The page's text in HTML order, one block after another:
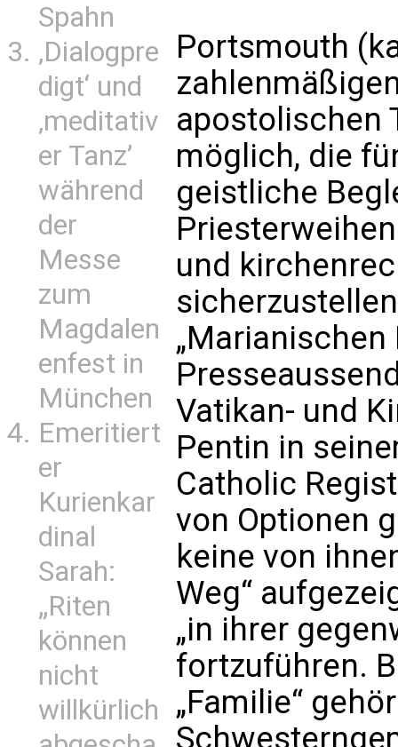
Spahn
‚Dialogpre
digt‘ und
‚meditativ
er Tanz’
während
der
Messe
zum
Magdalen
enfest in
München
Emeritiert
er
Kurienkar
dinal
Sarah:
„Riten
können
nicht
willkürlich
Portsmouth
apostolischen
möglich, die
geistliche
und
„Marianischen
Vatikan- und
Pentin in
Catholic
von Optionen
keine von
Weg“
„in ihrer
fortzuführen.
„Familie“